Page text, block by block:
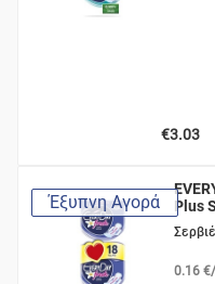
€3.03
Έξυπνη Αγορά
Plus
0.16